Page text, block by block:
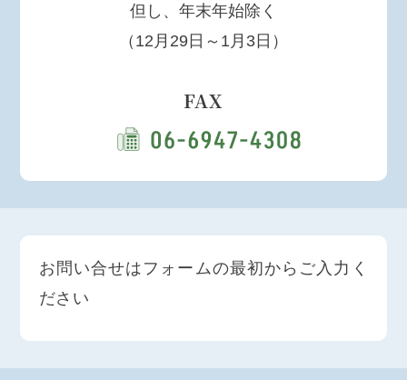
但し、年末年始除く
（12月29日～1月3日）
FAX
お問い合せはフォームの最初からご入力く
ださい